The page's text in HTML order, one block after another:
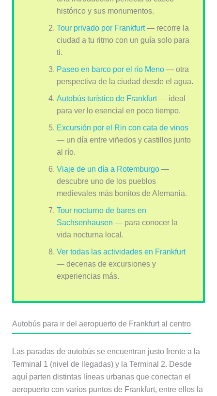
histórico y sus monumentos.
Tour privado por Frankfurt— recorre la
ciudad a tu ritmo con un guía solo para
ti.
Paseo en barco por el río Meno— otra
perspectiva de la ciudad desde el agua.
Autobús turístico de Frankfurt— ideal
para ver lo esencial en poco tiempo.
Excursión por el Rin con cata de vinos
— un día entre viñedos y castillos junto
al río.
Viaje de un día a Rotemburgo—
descubre uno de los pueblos
medievales más bonitos de Alemania.
Tour nocturno de bares en
Sachsenhausen — para conocer la
vida nocturna local.
Ver todas las actividades en Frankfurt
— decenas de excursiones y
experiencias más.
Autobús para ir del aeropuerto de Frankfurt al centro
Las paradas de autobús se encuentran justo frente a la
Terminal 1 (nivel de llegadas) y la Terminal 2. Desde
aquí parten distintas líneas urbanas que conectan el
aeropuerto con varios puntos de Frankfurt, entre ellos la